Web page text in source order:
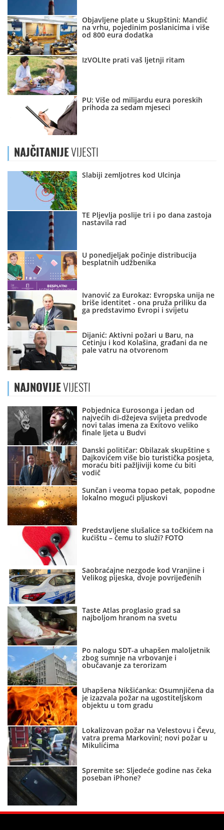
Objavljene plate u Skupštini: Mandić
na vrhu, pojedinim poslanicima i više
od 800 eura dodatka
IzVOLIte prati vaš ljetnji ritam
PU: Više od milijardu eura poreskih
prihoda za sedam mjeseci
NAJČITANIJEVIJESTI
Slabiji zemljotres kod Ulcinja
TE Pljevlja poslije tri i po dana zastoja
nastavila rad
U ponedjeljak počinje distribucija
besplatnih udžbenika
Ivanović za Eurokaz: Evropska unija ne
briše identitet - ona pruža priliku da
ga predstavimo Evropi i svijetu
Dijanić: Aktivni požari u Baru, na
Cetinju i kod Kolašina, građani da ne
pale vatru na otvorenom
NAJNOVIJEVIJESTI
Pobjednica Eurosonga i jedan od
najvećih di-džejeva svijeta predvode
novi talas imena za Exitovo veliko
finale ljeta u Budvi
Danski političar: Obilazak skupštine s
Dajkovićem više bio turistička posjeta,
moraću biti pažljiviji kome ću biti
vodič
Sunčan i veoma topao petak, popodne
lokalno mogući pljuskovi
Predstavljene slušalice sa točkićem na
kućištu – čemu to služi? FOTO
Saobraćajne nezgode kod Vranjine i
Velikog pijeska, dvoje povrijeđenih
Taste Atlas proglasio grad sa
najboljom hranom na svetu
Po nalogu SDT-a uhapšen maloljetnik
zbog sumnje na vrbovanje i
obučavanje za terorizam
Uhapšena Nikšićanka: Osumnjičena da
je izazvala požar na ugostiteljskom
objektu u tom gradu
Lokalizovan požar na Velestovu i Čevu,
vatra prema Markovini; novi požar u
Mikulićima
Spremite se: Sljedeće godine nas čeka
poseban iPhone?